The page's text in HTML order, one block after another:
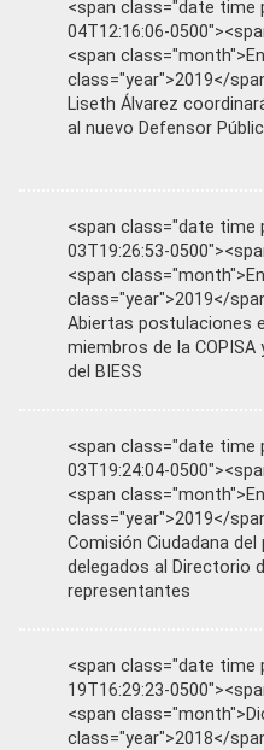
<span class="date time
04T12:16:06-
<span
class="year">2019</
Liseth Álvarez
al nuevo Defensor
<span class="date time
03T19:26:53-
<span
class="year">2019</
Abiertas postulaciones
miembros de la
del BIESS
<span class="date time
03T19:24:04-
<span
class="year">2019</
Comisión Ciudadana
delegados al Directorio
representantes
<span class="date time
19T16:29:23-
<span
class="year">2018</